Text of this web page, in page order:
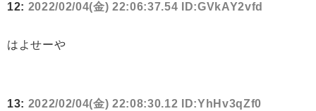
12: 2022/02/04(金) 22:06:37.54 ID:GVkAY2vfd
はよせーや
13: 2022/02/04(金) 22:08:30.12 ID:YhHv3qZf0